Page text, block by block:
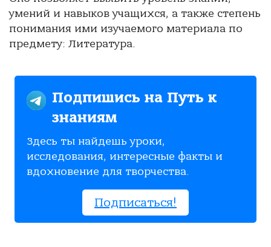
умений и навыков учащихся, а также степень
понимания ими изучаемого материала по
предмету: Литература.
Подпишись на Путь к
знаниям
Здесь ты найдешь уроки,
исследования, интересные факты и
вдохновение для творчества.
Подписаться!